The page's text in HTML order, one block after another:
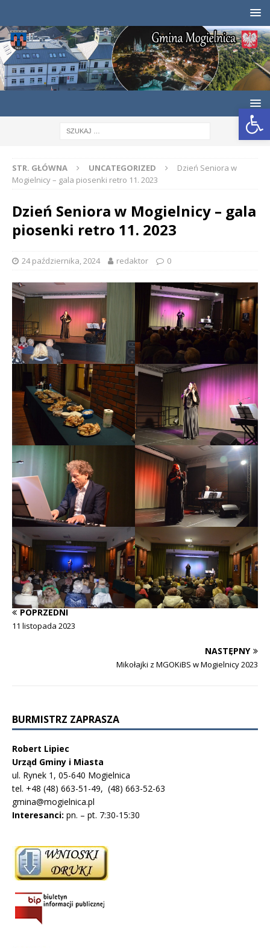
Otwórz pasek narzędzi
STR. GŁÓWNA UNCATEGORIZED
Dzień Seniora w
Mogielnicy – gala piosenki retro 11. 2023
Dzień Seniora w Mogielnicy – gala
piosenki retro 11. 2023
24 października, 2024 redaktor 0
POPRZEDNI
11 listopada 2023
NASTĘPNY
Mikołajki z MGOKiBS w Mogielnicy 2023
BURMISTRZ ZAPRASZA
Robert Lipiec
Urząd Gminy i Miasta
ul. Rynek 1, 05-640 Mogielnica
tel. +48 (48) 663-51-49, (48) 663-52-63
gmina@mogielnica.pl
Interesanci: pn. – pt. 7:30-15:30